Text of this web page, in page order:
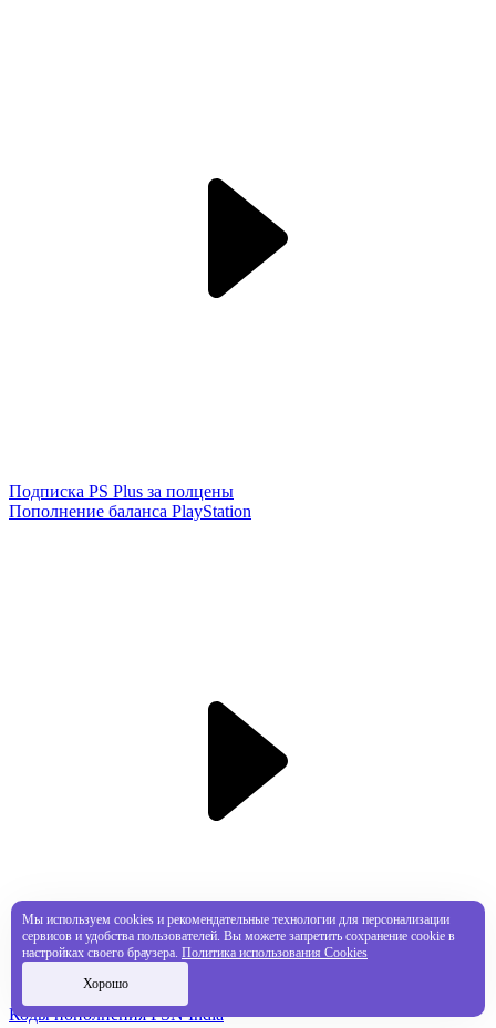
Подписка PS Plus за полцены
Пополнение баланса PlayStation
Коды пополнения PSN India
Мы используем cookies и рекомендательные технологии для персонализации
сервисов и удобства пользователей. Вы можете запретить сохранение cookie в
настройках своего браузера. Политика использования Cookies
Хорошо